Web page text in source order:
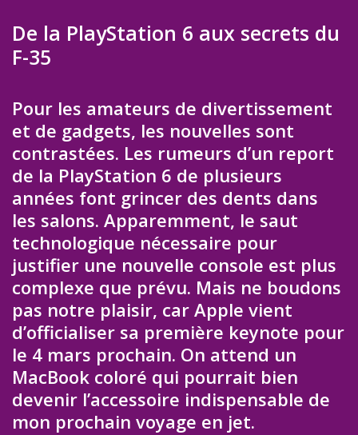
De la PlayStation 6 aux secrets du
F-35
Pour les amateurs de divertissement
et de gadgets, les nouvelles sont
contrastées. Les rumeurs d’un report
de la PlayStation 6 de plusieurs
années font grincer des dents dans
les salons. Apparemment, le saut
technologique nécessaire pour
justifier une nouvelle console est plus
complexe que prévu. Mais ne boudons
pas notre plaisir, car Apple vient
d’officialiser sa première keynote pour
le 4 mars prochain. On attend un
MacBook coloré qui pourrait bien
devenir l’accessoire indispensable de
mon prochain voyage en jet.